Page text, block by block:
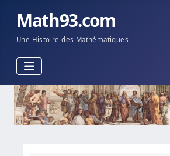
Math93.com
Une Histoire des Mathématiques